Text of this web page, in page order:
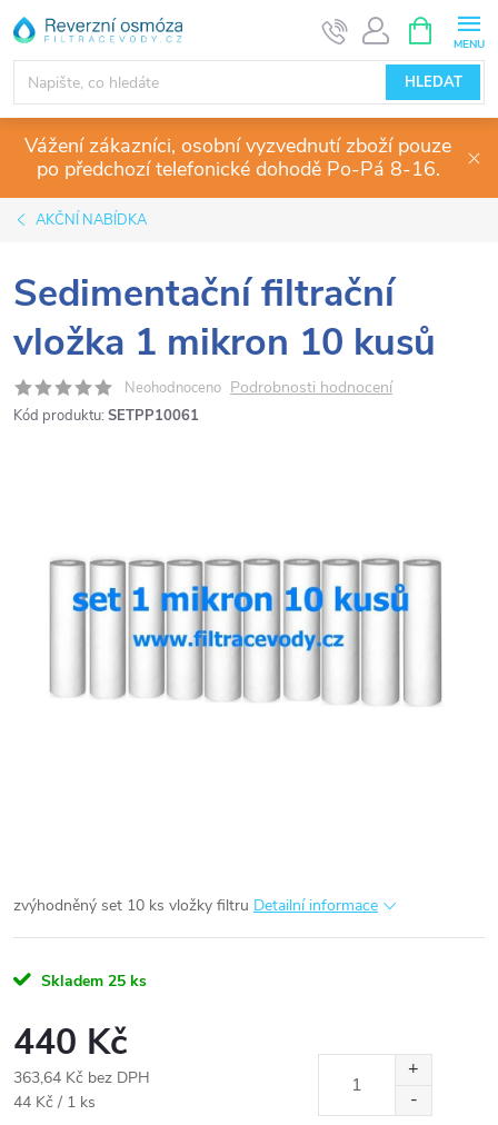
Přejít
na
obsah
HLEDAT
NÁKUPNÍ
KOŠÍK
Vážení zákazníci, osobní vyzvednutí zboží pouze
po předchozí telefonické dohodě Po-Pá 8-16.
AKČNÍ NABÍDKA
Sedimentační filtrační
vložka 1 mikron 10 kusů
Neohodnoceno Podrobnosti hodnocení
Kód produktu: SETPP10061
zvýhodněný set 10 ks vložky filtru Detailní informace
Skladem 25 ks
440 Kč
363,64 Kč bez DPH
Měrná
44 Kč / 1 ks